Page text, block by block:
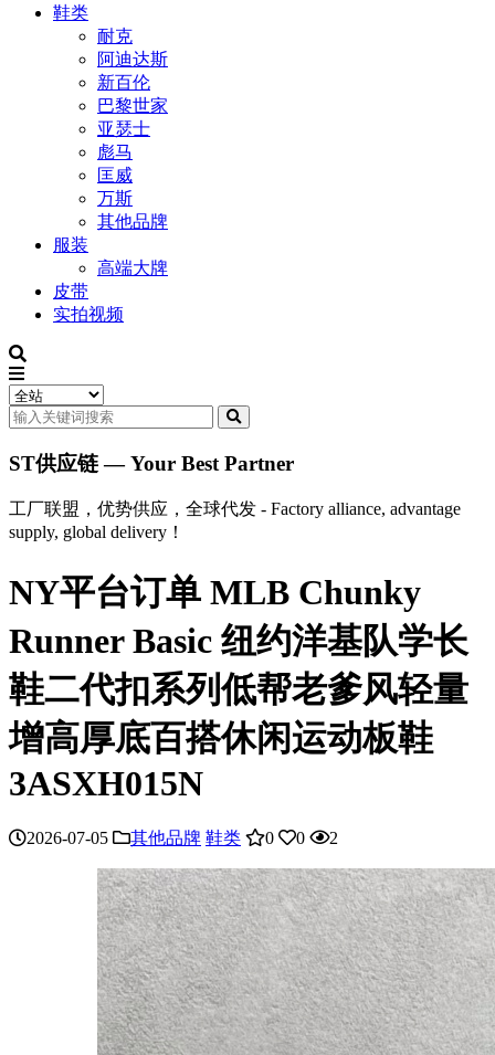
鞋类
耐克
阿迪达斯
新百伦
巴黎世家
亚瑟士
彪马
匡威
万斯
其他品牌
服装
高端大牌
皮带
实拍视频
ST供应链 — Your Best Partner
工厂联盟，优势供应，全球代发 - Factory alliance, advantage
supply, global delivery！
NY平台订单 MLB Chunky
Runner Basic 纽约洋基队学长
鞋二代扣系列低帮老爹风轻量
增高厚底百搭休闲运动板鞋
3ASXH015N
2026-07-05 其他品牌 鞋类 0 0 2